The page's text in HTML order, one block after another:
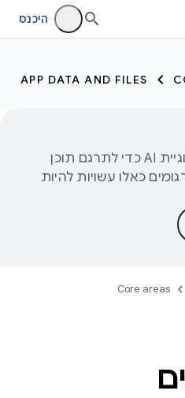
היכנס
APP DATA AND FILES
‫Google משתמשת בטכנולוגיית AI כדי לתרגם תוכן
כאלו עשויות להיות
Core areas